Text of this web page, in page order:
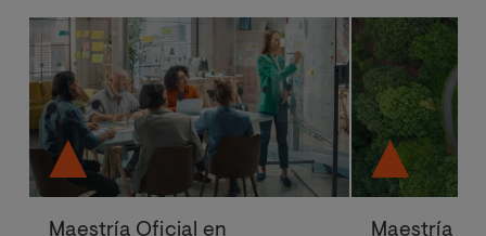
Maestría Oficial en
Maestría